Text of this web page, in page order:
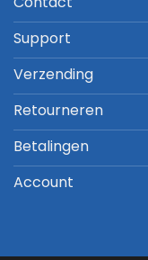
Support
Verzending
Retourneren
Betalingen
Account